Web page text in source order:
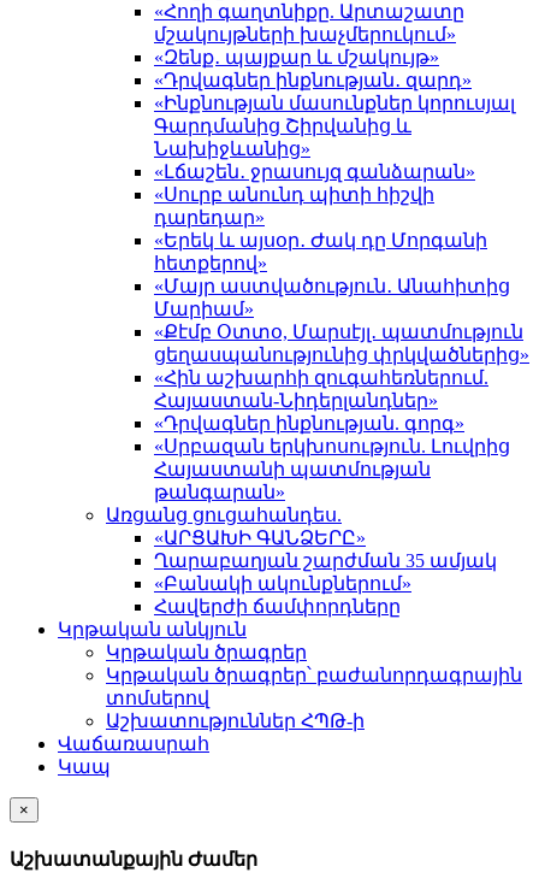
«Հողի գաղտնիքը. Արտաշատը
մշակույթների խաչմերուկում»
«Զենք․ պայքար և մշակույթ»
«Դրվագներ ինքնության․ զարդ»
«Ինքնության մասունքներ կորուսյալ
Գարդմանից Շիրվանից և
Նախիջևանից»
«Լճաշեն․ ջրասույզ գանձարան»
«Սուրբ անունդ պիտի հիշվի
դարեդար»
«Երեկ և այսօր․ Ժակ դը Մորգանի
հետքերով»
«Մայր աստվածություն․ Անահիտից
Մարիամ»
«Քէմբ Օտտօ, Մարսէյլ․ պատմություն
ցեղասպանությունից փրկվածներից»
«Հին աշխարհի զուգահեռներում.
Հայաստան-Նիդերլանդներ»
«Դրվագներ ինքնության. գորգ»
«Սրբազան երկխոսություն. Լուվրից
Հայաստանի պատմության
թանգարան»
Առցանց ցուցահանդես.
«ԱՐՑԱԽԻ ԳԱՆՁԵՐԸ»
Ղարաբաղյան շարժման 35 ամյակ
«Բանակի ակունքներում»
Հավերժի ճամփորդները
Կրթական անկյուն
Կրթական ծրագրեր
Կրթական ծրագրեր՝ բաժանորդագրային
տոմսերով
Աշխատություններ ՀՊԹ-ի
Վաճառասրահ
Կապ
×
Աշխատանքային Ժամեր